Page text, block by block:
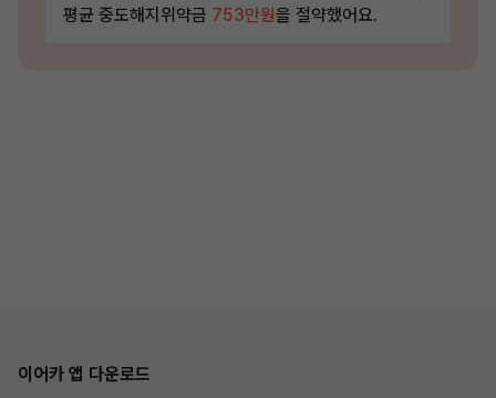
평균 중도해지위약금 753만원을 절약했어요.
이어카 앱 다운로드